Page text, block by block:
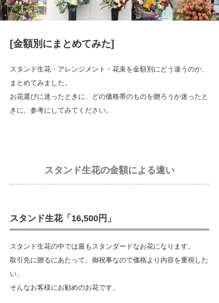
[金額別にまとめてみた]
スタンド生花・アレンジメント・花束を金額別にどう違うのか、
まとめてみました。
お花選びに迷ったときに、どの価格帯のものを贈ろうか迷ったと
きに、参考にしてみてください。
スタンド生花の金額による違い
スタンド生花「16,500円」
スタンド生花の中では最もスタンダードなお花になります。
取引先に贈るにあたって、御祝事なので価格より内容を重視した
い、
そんなお客様にお勧めのお花です。